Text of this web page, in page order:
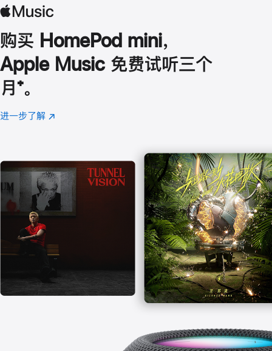
购买 HomePod mini，
Apple Music 免费试听三个
月 脚
注
⁺。
进一步了解 Apple
(在
口
中
打
开)